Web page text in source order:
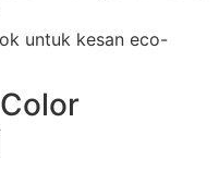
untuk kesan eco-